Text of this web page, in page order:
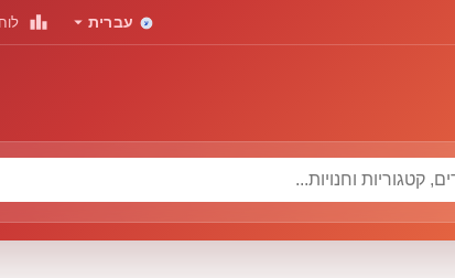
עברית arrow_drop_down
leaderboard